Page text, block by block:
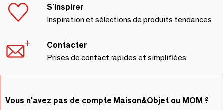
S'inspirer
Inspiration et sélections de produits tendances
Contacter
Prises de contact rapides et simplifiées
Vous n'avez pas de compte Maison&Objet ou MOM ?